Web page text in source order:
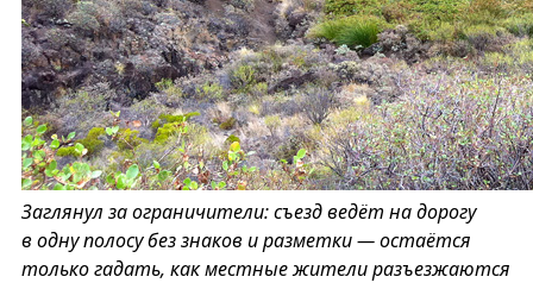
Заглянул за ограничители: съезд ведёт на дорогу
в одну полосу без знаков и разметки — остаётся
только гадать, как местные жители разъезжаются